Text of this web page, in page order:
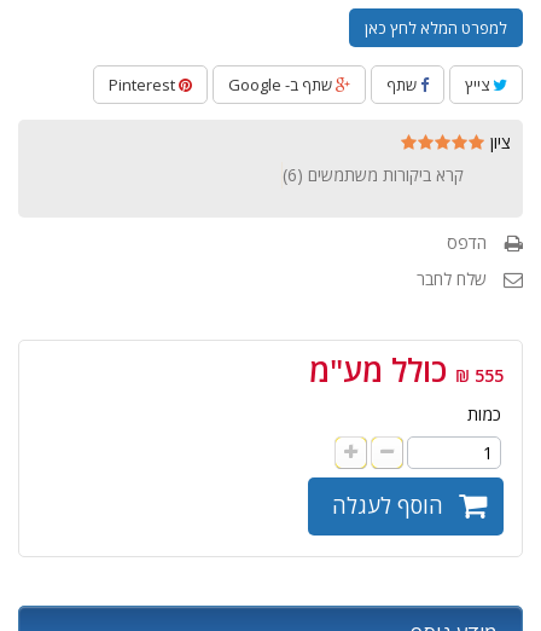
למפרט המלא לחץ כאן
צייץ שתף שתף ב- Google
ציון
קרא ביקורות משתמשים (6
)
הדפס
שלח לחבר
555 ₪ כולל מע"מ
כמות
הוסף לעגלה